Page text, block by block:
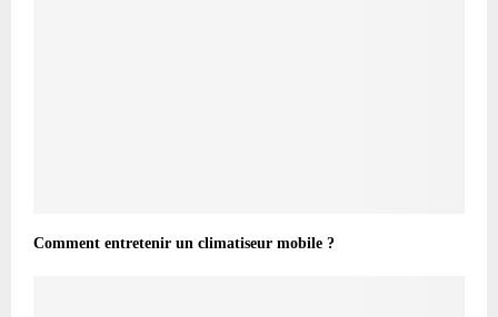
Comment entretenir un climatiseur mobile ?